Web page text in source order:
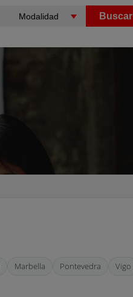
Buscar
Marbella Pontevedra Vigo